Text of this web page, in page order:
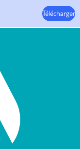
Télécharger